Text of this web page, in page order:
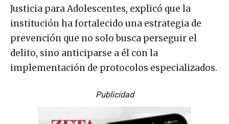
Justicia para Adolescentes, explicó que la
institución ha fortalecido una estrategia de
prevención que no solo busca perseguir el
delito, sino anticiparse a él con la
implementación de protocolos especializados.
Publicidad